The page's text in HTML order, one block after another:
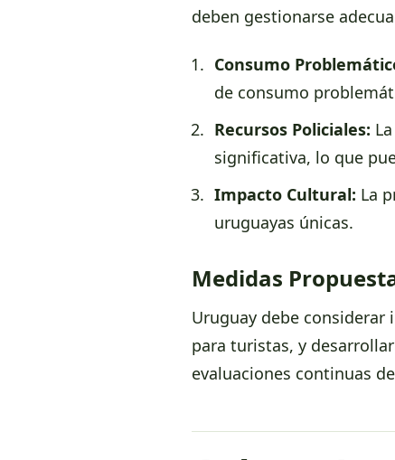
deben gestionarse
Consumo
de consumo
Recursos Policiales:
significativa, lo que
Impacto Cultural: La
uruguayas únicas.
Medidas
Uruguay debe
para turistas, y
evaluaciones continuas